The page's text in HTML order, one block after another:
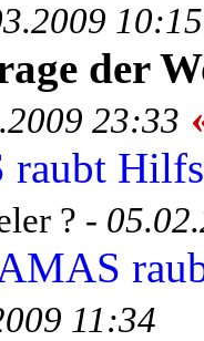
10:15
der
23:33
raubt
? -
11:34